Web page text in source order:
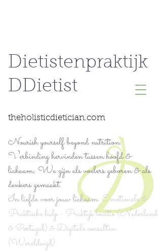
Dietistenpraktijk
DDietist
theholisticdietician.com
Nourish yourself beyond nutrition.
Verbinding hervinden tussen hoofd &
lichaam; We zijn als voelers geboren & als
denkers gemaakt.
In liefde voor jouw lichaam.Emotionele &
Praktische hulp - Praktijk locatie (Nederland
& Portugal) & Digitale consulten
(Wereldwijd).